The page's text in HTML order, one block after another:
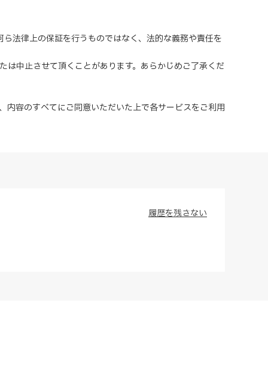
法律上の保証を行うものではなく、法的な義務や責任を
中止させて頂くことがあります。あらかじめご了承くだ
内容のすべてにご同意いただいた上で各サービスをご利用
履歴を残さない